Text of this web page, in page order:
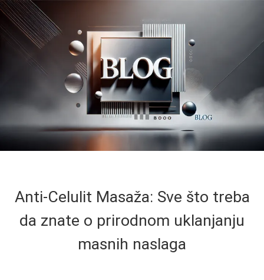
Anti-Celulit Masaža: Sve što treba
da znate o prirodnom uklanjanju
masnih naslaga